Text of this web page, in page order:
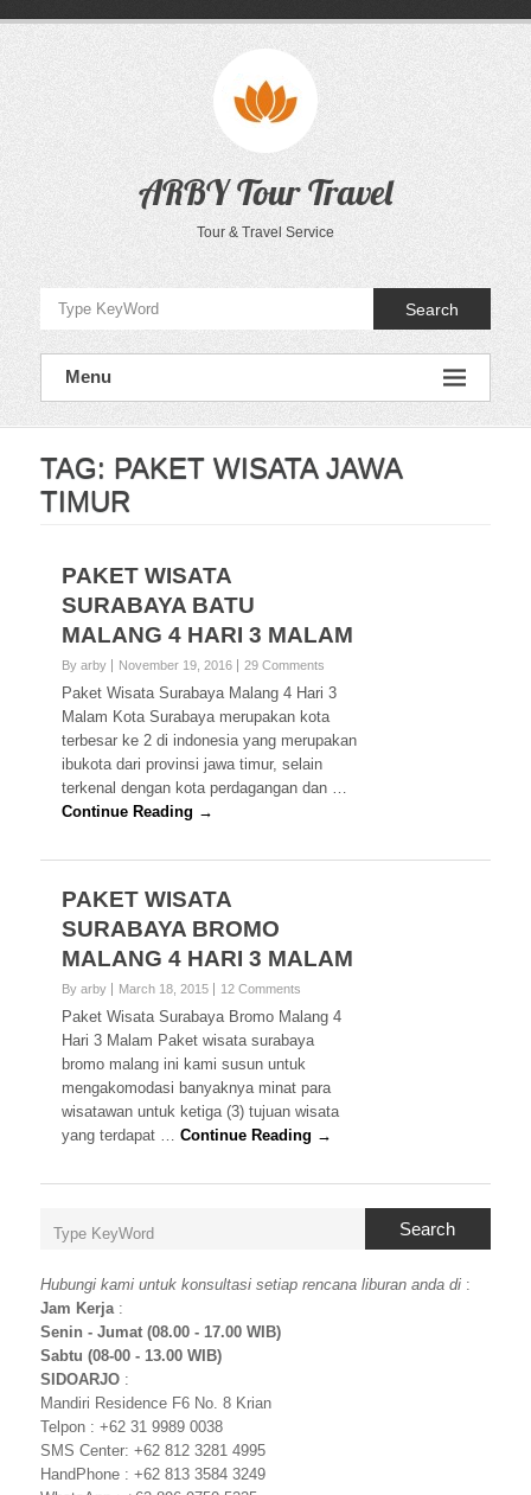
ARBY Tour Travel
Tour & Travel Service
Search
Menu
TAG: PAKET WISATA JAWA
TIMUR
PAKET WISATA
SURABAYA BATU
MALANG 4 HARI 3 MALAM
By arby November 19, 2016 29 Comments
Paket Wisata Surabaya Malang 4 Hari 3
Malam Kota Surabaya merupakan kota
terbesar ke 2 di indonesia yang merupakan
ibukota dari provinsi jawa timur, selain
terkenal dengan kota perdagangan dan …
Continue Reading →
PAKET WISATA
SURABAYA BROMO
MALANG 4 HARI 3 MALAM
By arby March 18, 2015 12 Comments
Paket Wisata Surabaya Bromo Malang 4
Hari 3 Malam Paket wisata surabaya
bromo malang ini kami susun untuk
mengakomodasi banyaknya minat para
wisatawan untuk ketiga (3) tujuan wisata
yang terdapat …Continue Reading →
Search
Hubungi kami untuk konsultasi setiap rencana liburan anda di :
Jam Kerja:
Senin - Jumat (08.00 - 17.00 WIB)
Sabtu (08-00 - 13.00 WIB)
SIDOARJO :
Mandiri Residence F6 No. 8 Krian
Telpon : +62 31 9989 0038
SMS Center: +62 812 3281 4995
HandPhone : +62 813 3584 3249